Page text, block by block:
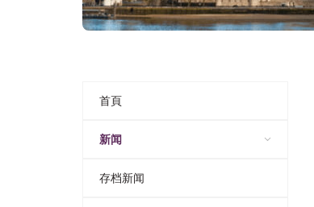
首頁
新闻
存档新闻